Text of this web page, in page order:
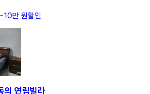
~10만 원할인
의 연립빌라